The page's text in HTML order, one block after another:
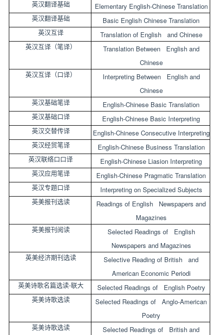
英汉翻译基础 Elementary English-Chinese Translation
英汉翻译基础 Basic English Chinese Translation
英汉互译 Translation of English and Chinese
英汉互译（笔译）
Translation Between English and
Chinese
英汉互译（口译）
Interpreting Between English and
Chinese
英汉基础笔译 English-Chinese Basic Translation
英汉基础口译 English-Chinese Basic Interpreting
英汉交替传译 English-Chinese Consecutive Interpreting
英汉经贸笔译 English-Chinese Business Translation
英汉联络口口译 English-Chinese Liasion Interpreting
英汉应用笔译 English-Chinese Pragmatic Translation
英汉专题口译 Interpreting on Specialized Subjects
英美报刊选读
Readings of English Newspapers and
Magazines
英美报刊阅读
Selected Readings of English
Newspapers and Magazines
英美经济期刊选读
Selective Reading of British and
American Economic Periodi
英美诗歌名篇选读-联大 Selected Readings of English Poetry
英美诗歌选读
Selected Readings of Anglo-American
Poetry
英美诗歌选读
Selected Readings of British and